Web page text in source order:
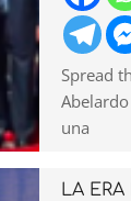
Spread
una
LA ERA